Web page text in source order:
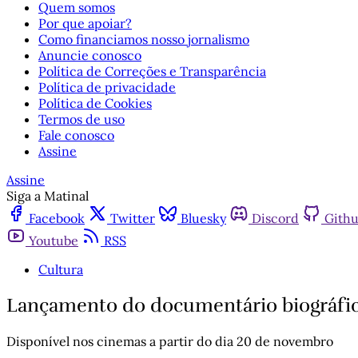
Quem somos
Por que apoiar?
Como financiamos nosso jornalismo
Anuncie conosco
Política de Correções e Transparência
Política de privacidade
Política de Cookies
Termos de uso
Fale conosco
Assine
Assine
Siga a Matinal
Facebook
Twitter Bluesky Discord
Youtube
RSS
Cultura
Lançamento do documentário
Disponível nos cinemas a partir do dia 20 de novembro